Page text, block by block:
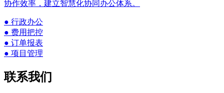
协作效率，建立智慧化协同办公体系。
● 行政办公
● 费用把控
● 订单报表
● 项目管理
联系我们